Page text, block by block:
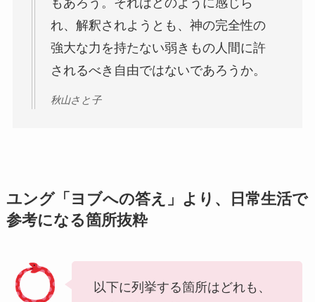
れ、解釈されようとも、神の完全性の
強大な力を持たない弱きもの人間に許
されるべき自由ではないであろうか。
秋山さと子
ユング「ヨブへの答え」より、日常生活で
参考になる箇所抜粋
以下に列挙する箇所はどれも、